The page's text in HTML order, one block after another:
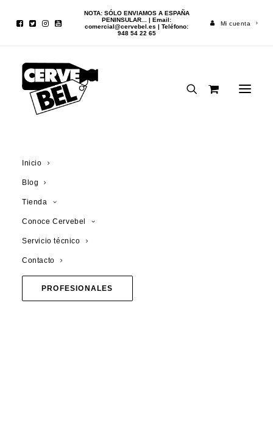
NOTA: SÓLO ENVIAMOS A ESPAÑA
PENINSULAR... | Email:
comercial@cervebel.es | Teléfono:
948 54 22 65
Mi cuenta
Inicio
Blog
Tienda
Conoce Cervebel
Servicio técnico
Contacto
PROFESIONALES
Inicio Cerveza